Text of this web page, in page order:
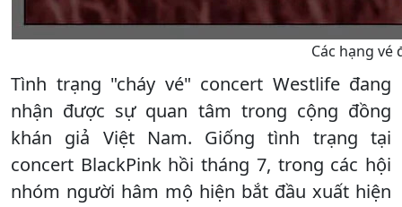
Các hạng vé
Tình trạng "cháy vé" concert Westlife đang
nhận được sự quan tâm trong cộng đồng
khán giả Việt Nam. Giống tình trạng tại
concert BlackPink hồi tháng 7, trong các hội
nhóm người hâm mộ hiện bắt đầu xuất hiện